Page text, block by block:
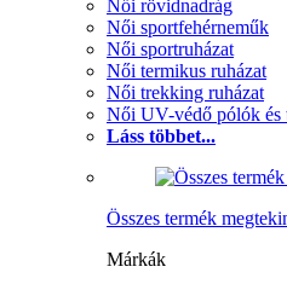
Női rövidnadrág
Női sportfehérneműk
Női sportruházat
Női termikus ruházat
Női trekking ruházat
Női UV-védő pólók és
Láss többet...
Összes termék
Márkák